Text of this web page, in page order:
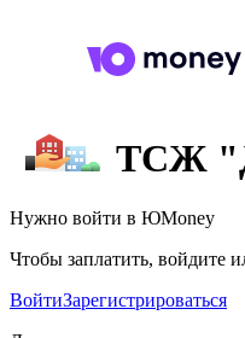
ТСЖ
Нужно войти в ЮMoney
Чтобы заплатить, войдите
ВойтиЗарегистрироваться